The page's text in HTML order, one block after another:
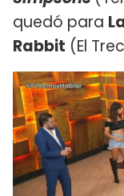
quedó para
Rabbit (El